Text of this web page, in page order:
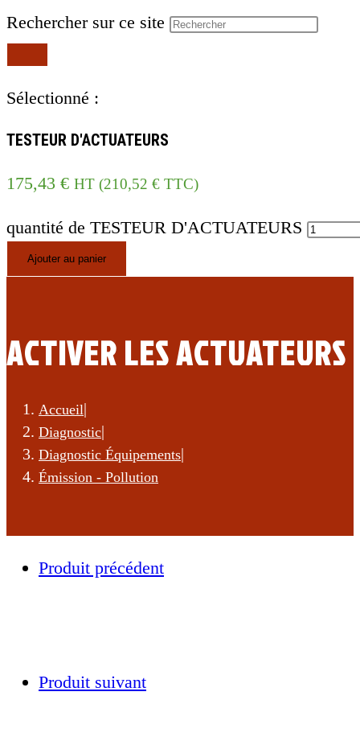
Rechercher sur ce site
Sélectionné :
TESTEUR D'ACTUATEURS
175,43 € HT (210,52 € TTC)
quantité de TESTEUR D'ACTUATEURS
Ajouter au panier
ACTIVER LES ACTUATEURS
Accueil|
Diagnostic|
Diagnostic Équipements|
Émission - Pollution
Produit précédent
Produit suivant